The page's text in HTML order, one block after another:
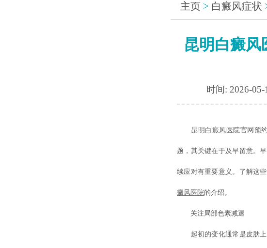
主页 > 白癜风症状
昆明白癜风
时间: 2026-05-
昆明白癜风 医院官网预
题，其关键在于及早留意。
续应对有重要意义。了解这
癜风医院的介绍。
关注局部色素减退
起初的变化通常是皮肤上